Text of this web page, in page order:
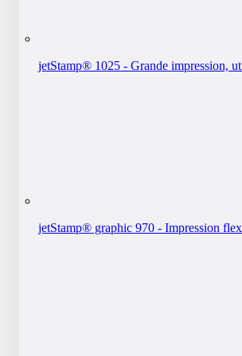
jetStamp® 1025 - Grande impression,
jetStamp® graphic 970 - Impression